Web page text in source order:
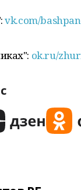
vk.com/
ok.ru/